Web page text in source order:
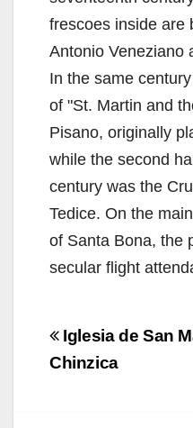
frescoes inside are
Antonio Veneziano
In the same
of "St. Martin and
Pisano, originally
while the second
century was the
Tedice. On the
of Santa Bona, the
secular flight
articoli
Iglesia de San
Chinzica